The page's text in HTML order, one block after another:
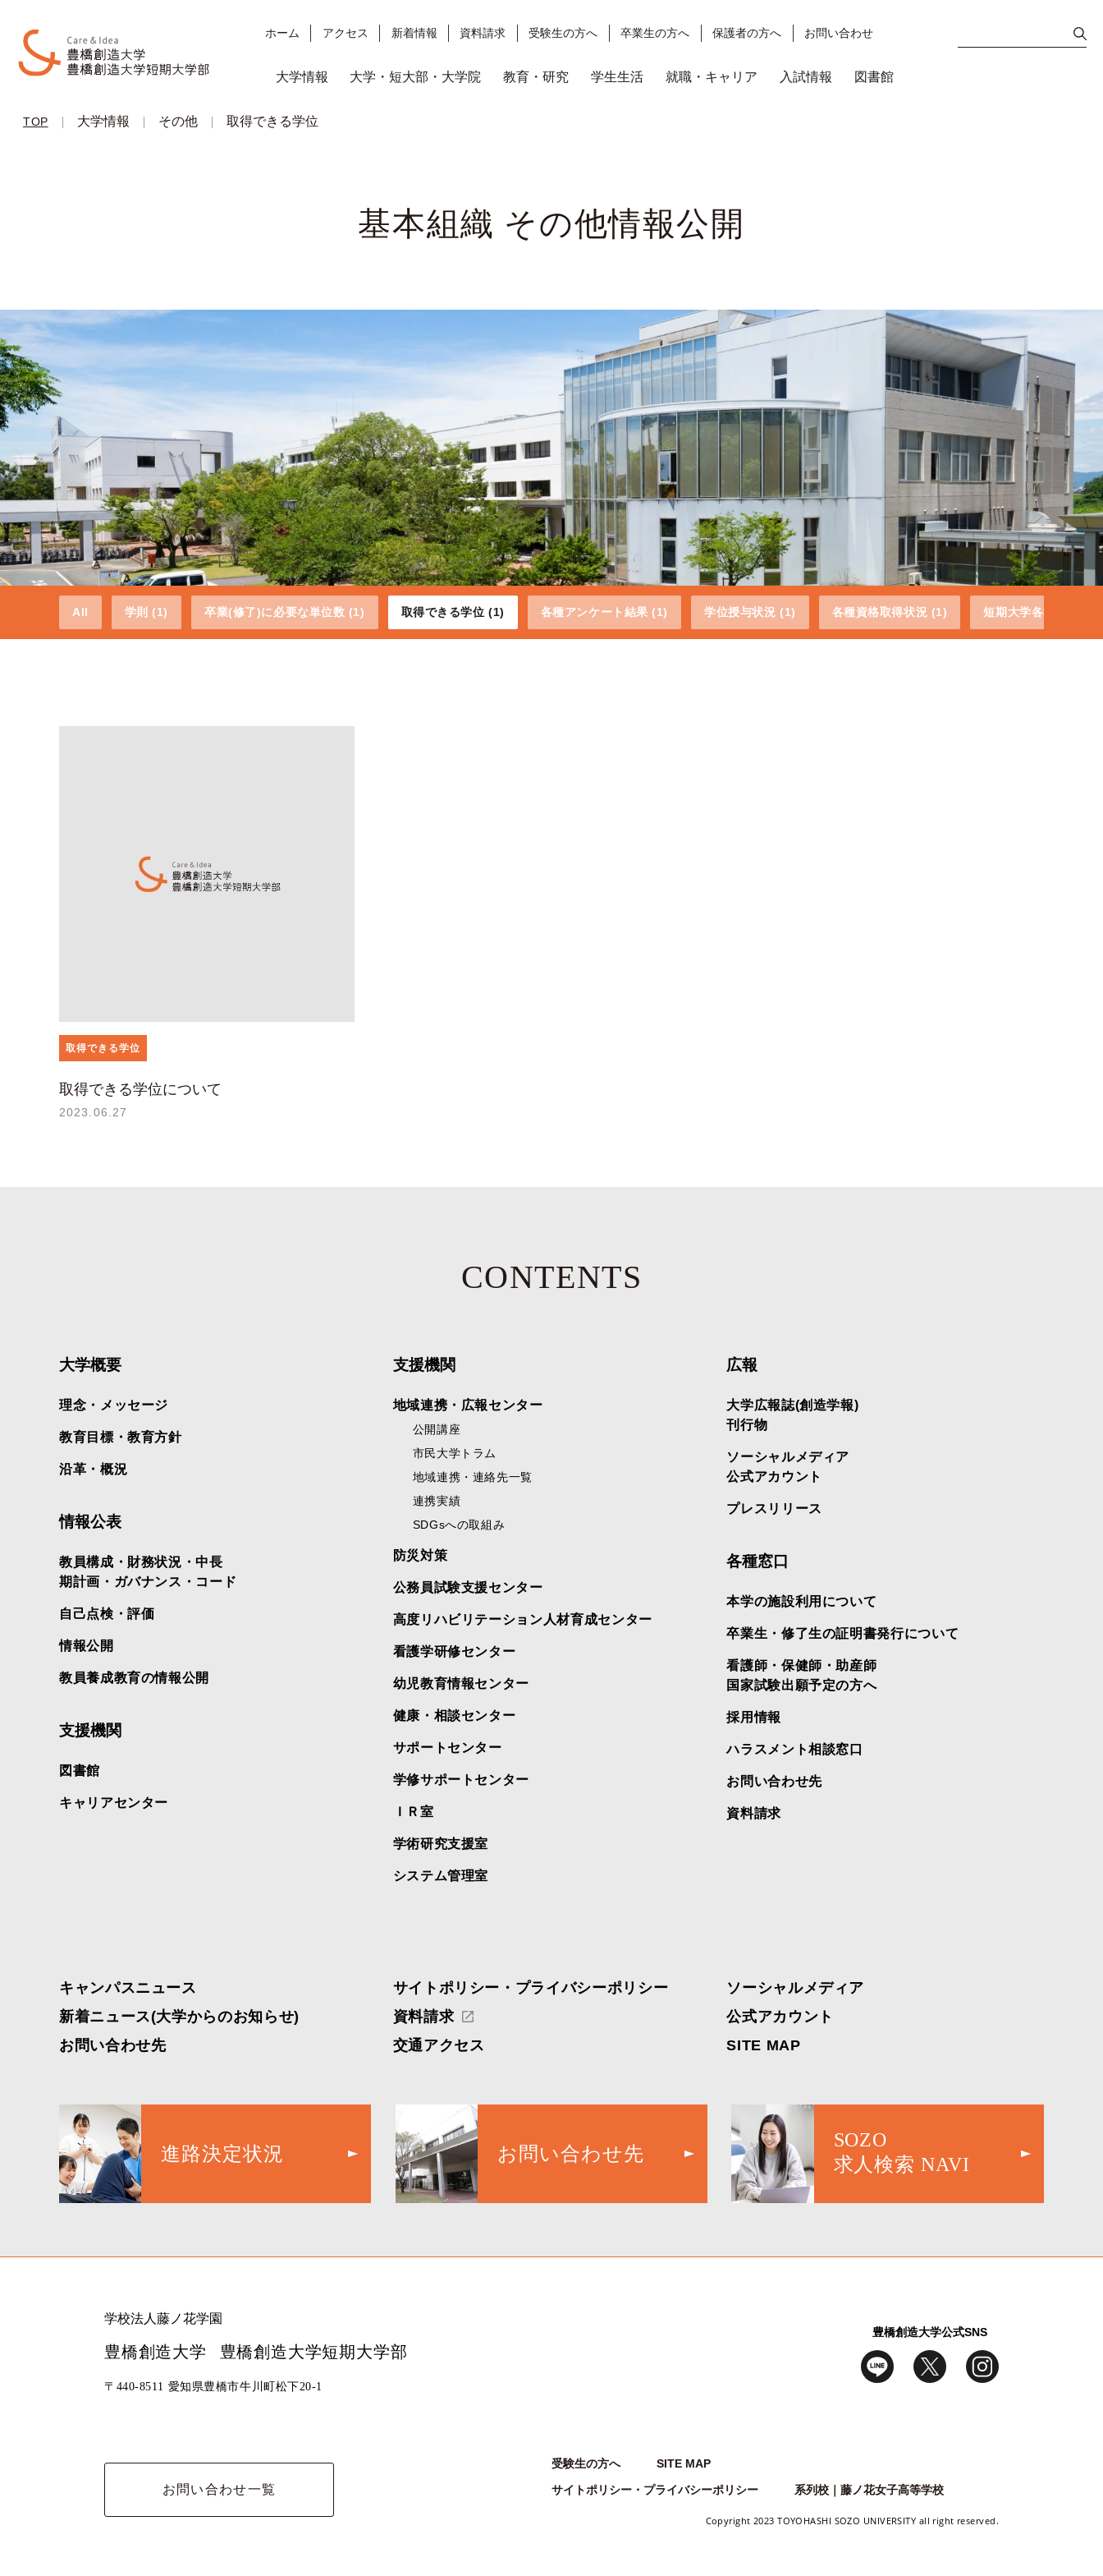
大学情報 大学・短大部・大学院 教育・研究 学生生活 就職・キャリア 入試情報 図書館
ホーム アクセス 新着情報 資料請求 受験生の方へ 卒業生の方へ 保護者の方へ お問い合わせ
TOP | 大学情報 | その他 | 取得できる学位
基本組織 その他情報公開
All 学則 (1) 卒業(修了)に必要な単位数 (1) 取得できる学位 (1) 各種アンケート結果 (1) 学位授与状況 (1) 各種資格取得状況 (1) 短期大学各種資格取
取得できる学位
取得できる学位について
2023.06.27
CONTENTS
大学概要
理念・メッセージ
教育目標・教育方針
沿革・概況
情報公表
教員構成・財務状況・中長
期計画・ガバナンス・コード
自己点検・評価
情報公開
教員養成教育の情報公開
支援機関
図書館
キャリアセンター
支援機関
地域連携・広報センター
公開講座
市民大学トラム
地域連携・連絡先一覧
連携実績
SDGsへの取組み
防災対策
公務員試験支援センター
高度リハビリテーション人材育成センター
看護学研修センター
幼児教育情報センター
健康・相談センター
サポートセンター
学修サポートセンター
ＩＲ室
学術研究支援室
システム管理室
広報
大学広報誌(創造学報)
刊行物
ソーシャルメディア
公式アカウント
プレスリリース
各種窓口
本学の施設利用について
卒業生・修了生の証明書発行について
看護師・保健師・助産師
国家試験出願予定の方へ
採用情報
ハラスメント相談窓口
お問い合わせ先
資料請求
キャンパスニュース
新着ニュース(大学からのお知らせ)
お問い合わせ先
サイトポリシー・プライバシーポリシー
資料請求
交通アクセス
ソーシャルメディア
公式アカウント
SITE MAP
進路決定状況 お問い合わせ先
SOZO
求人検索 NAVI
学校法人藤ノ花学園
豊橋創造大学 豊橋創造大学短期大学部
〒440-8511 愛知県豊橋市牛川町松下20-1
豊橋創造大学公式SNS
お問い合わせ一覧
受験生の方へ
SITE MAP
サイトポリシー・プライバシーポリシー
系列校｜藤ノ花女子高等学校
Copyright 2023 TOYOHASHI SOZO UNIVERSITY all right reserved.